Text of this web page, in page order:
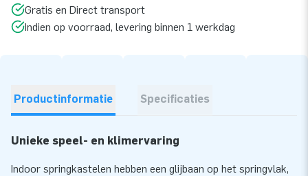
Gratis en Direct transport
Indien op voorraad, levering binnen 1 werkdag
Productinformatie Specificaties
Unieke speel- en klimervaring
Indoor springkastelen hebben een glijbaan op het springvlak,